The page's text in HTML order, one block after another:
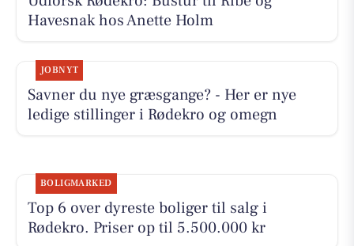
Havesnak hos Anette Holm
JOBNYT
Savner du nye græsgange? - Her er nye
ledige stillinger i Rødekro og omegn
BOLIGMARKED
Top 6 over dyreste boliger til salg i
Rødekro. Priser op til 5.500.000 kr